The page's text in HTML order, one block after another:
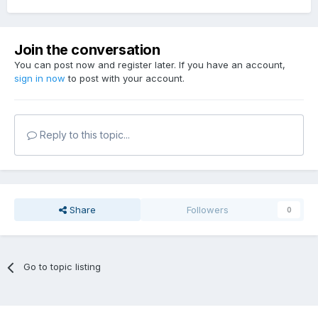
Join the conversation
You can post now and register later. If you have an account,
sign in now to post with your account.
Reply to this topic...
Share Followers 0
Go to topic listing